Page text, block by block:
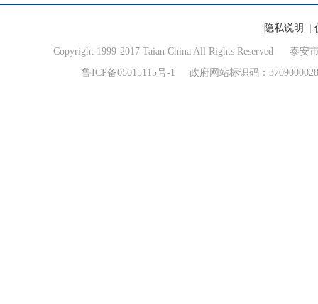
隐私说明
Copyright 1999-2017 Taian China All Rights Reserved
泰安
鲁ICP备05015115号-1
政府网站标识码：3709000028